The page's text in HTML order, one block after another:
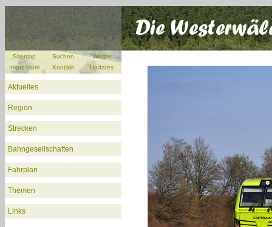
Sitemap Suchen
Wetter
Impressum
Kontakt Updates
Aktuelles
Region
Strecken
Bahngesellschaften
Fahrplan
Themen
Links